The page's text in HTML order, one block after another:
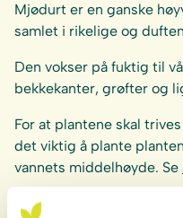
Mjødurt er en ganske
samlet i rikelige og
Den vokser på fuktig til
bekkekanter, grøfter og
For at plantene skal
det viktig å plante
vannets middelhøyde. Se